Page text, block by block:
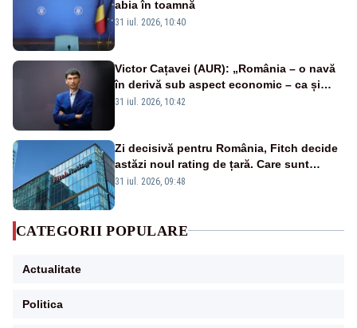
abia în toamnă
31 iul. 2026, 10:40
Victor Cațavei (AUR): „România – o navă
în derivă sub aspect economic – ca și
rezultat al guvernărilor din ultimii 36 de
31 iul. 2026, 10:42
Zi decisivă pentru România, Fitch decide
astăzi noul rating de țară. Care sunt
efectele retrogradării la categoria „junk”
31 iul. 2026, 09:48
CATEGORII POPULARE
Actualitate
Politica